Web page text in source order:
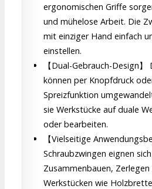
ergonomischen Griffe
und mühelose Arbeit. Die
mit einziger Hand einfach
einstellen.
【Dual-Gebrauch-Design
können per Knopfdruck
Spreizfunktion
sie Werkstücke auf duale
oder bearbeiten.
【Vielseitige
Schraubzwingen eignen
Zusammenbauen,
Werkstücken wie